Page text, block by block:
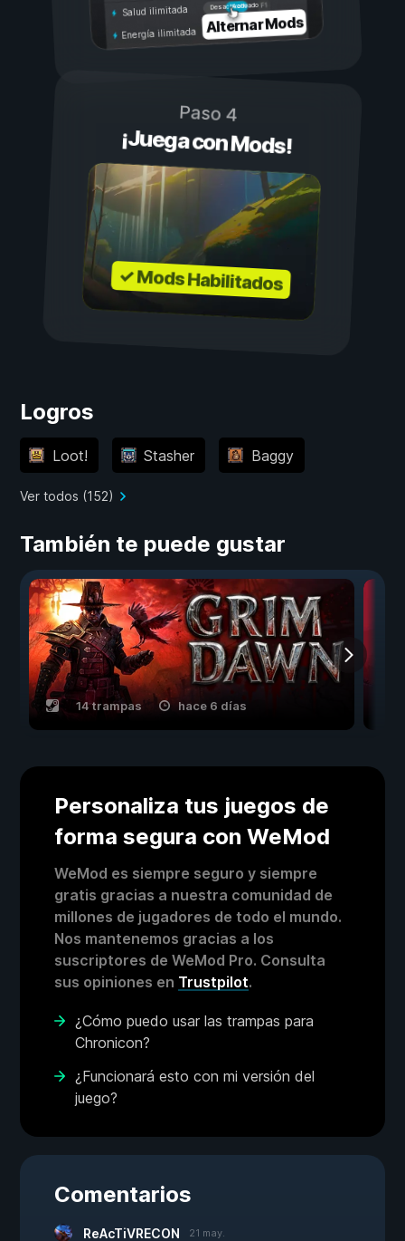
Activado
Desactivado
Salud ilimitada
Energía ilimitada Alternar Mods
Paso 4
¡Juega con Mods!
✓ Mods Habilitados
Logros
Loot! Stasher Baggy
Ver todos (152)
También te puede gustar
14 trampas hace 6 días
Personaliza tus juegos de
forma segura con WeMod
WeMod es siempre seguro y siempre
gratis gracias a nuestra comunidad de
millones de jugadores de todo el mundo.
Nos mantenemos gracias a los
suscriptores de WeMod Pro. Consulta
sus opiniones en Trustpilot.
¿Cómo puedo usar las trampas para
Chronicon?
¿Funcionará esto con mi versión del
juego?
Comentarios
ReAcTiVRECON 21 may.